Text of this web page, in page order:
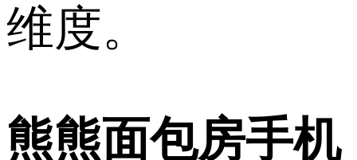
维度。
熊熊面包房手机